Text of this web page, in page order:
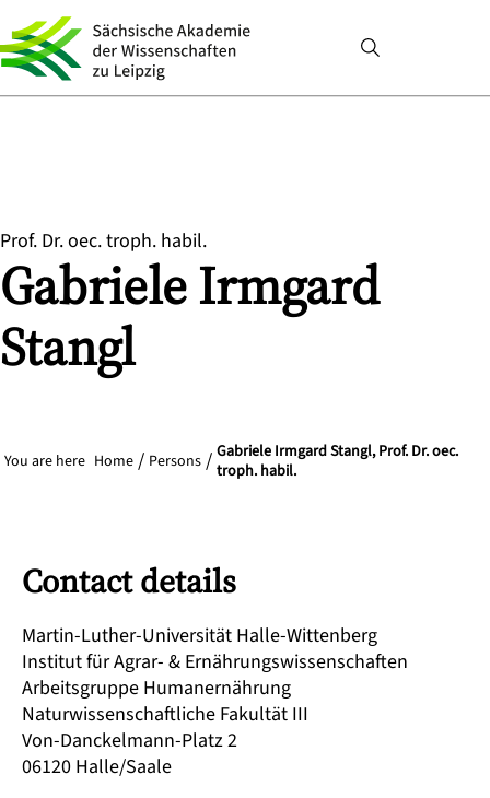
Prof. Dr. oec. troph. habil.
Gabriele Irmgard
Stangl
You are here Home Persons
Gabriele Irmgard Stangl, Prof. Dr. oec.
troph. habil.
Contact details
Martin-Luther-Universität Halle-Wittenberg
Institut für Agrar- & Ernährungswissenschaften
Arbeitsgruppe Humanernährung
Naturwissenschaftliche Fakultät III
Von-Danckelmann-Platz 2
06120 Halle/Saale